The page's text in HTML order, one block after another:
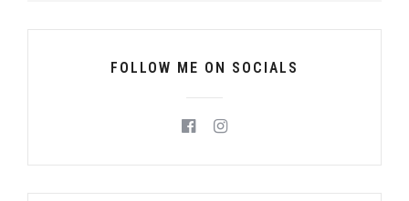
FOLLOW ME ON SOCIALS